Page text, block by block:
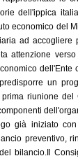
dell'ippica
economico del
ad accogliere
attenzione
dell'Ente
un
riunione del
già iniziato
preventivo,
bilancio.Il